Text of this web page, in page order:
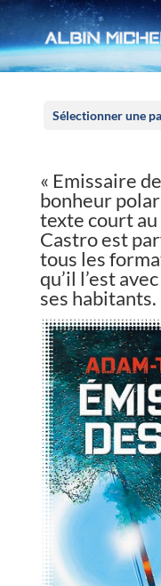
Sélectionner une
« Emissaire
bonheur
texte court au
Castro est
tous les
qu’il l’est
ses habitants.
Panneau de gestion des